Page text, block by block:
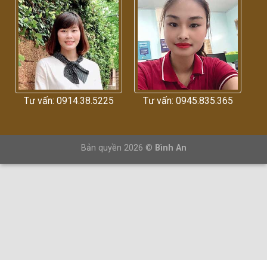
Tư vấn: 0914.38.5225 Tư vấn: 0945.835.365
Bản quyền 2026 © Bình An